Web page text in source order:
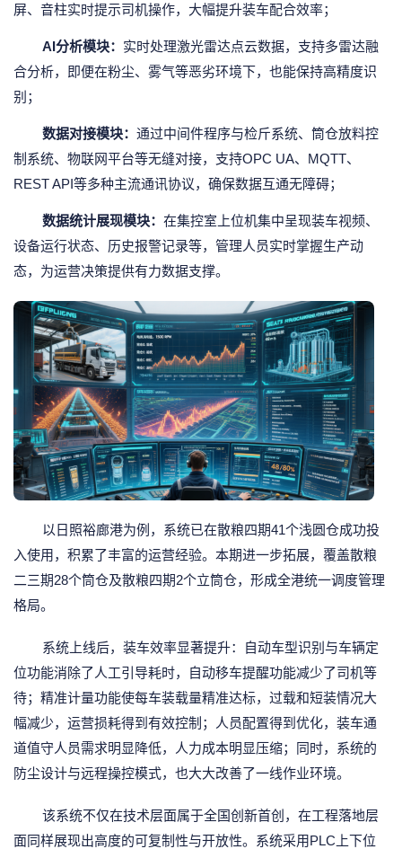
屏、音柱实时提示司机操作，大幅提升装车配合效率；
AI分析模块： 实时处理激光雷达点云数据，支持多雷达融
合分析，即便在粉尘、雾气等恶劣环境下，也能保持高精度识
别；
数据对接模块： 通过中间件程序与检斤系统、筒仓放料控
制系统、物联网平台等无缝对接，支持OPC UA、MQTT、
REST API等多种主流通讯协议，确保数据互通无障碍；
数据统计展现模块： 在集控室上位机集中呈现装车视频、
设备运行状态、历史报警记录等，管理人员实时掌握生产动
态，为运营决策提供有力数据支撑。
以日照裕廊港为例，系统已在散粮四期41个浅圆仓成功投
入使用，积累了丰富的运营经验。本期进一步拓展，覆盖散粮
二三期28个筒仓及散粮四期2个立筒仓，形成全港统一调度管理
格局。
系统上线后，装车效率显著提升：自动车型识别与车辆定
位功能消除了人工引导耗时，自动移车提醒功能减少了司机等
待；精准计量功能使每车装载量精准达标，过载和短装情况大
幅减少，运营损耗得到有效控制；人员配置得到优化，装车通
道值守人员需求明显降低，人力成本明显压缩；同时，系统的
防尘设计与远程操控模式，也大大改善了一线作业环境。
该系统不仅在技术层面属于全国创新首创，在工程落地层
面同样展现出高度的可复制性与开放性。系统采用PLC上下位